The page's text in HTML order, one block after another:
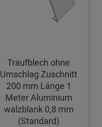
Traufblech ohne
Umschlag Zuschnitt
200 mm Länge 1
Meter Aluminium
walzblank 0,8 mm
(Standard)